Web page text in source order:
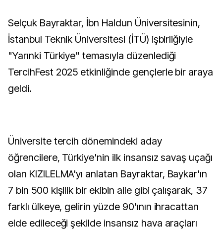
Selçuk Bayraktar, İbn Haldun Üniversitesinin,
İstanbul Teknik Üniversitesi (İTÜ) işbirliğiyle
"Yarınki Türkiye" temasıyla düzenlediği
TercihFest 2025 etkinliğinde gençlerle bir araya
geldi.
Üniversite tercih dönemindeki aday
öğrencilere, Türkiye'nin ilk insansız savaş uçağı
olan KIZILELMA'yı anlatan Bayraktar, Baykar'ın
7 bin 500 kişilik bir ekibin aile gibi çalışarak, 37
farklı ülkeye, gelirin yüzde 90'ının ihracattan
elde edileceği şekilde insansız hava araçları